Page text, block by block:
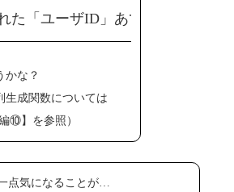
た「ユーザID」あてにメール送
かな？
生成関数については
編⑩】を参照）
点気になることが…